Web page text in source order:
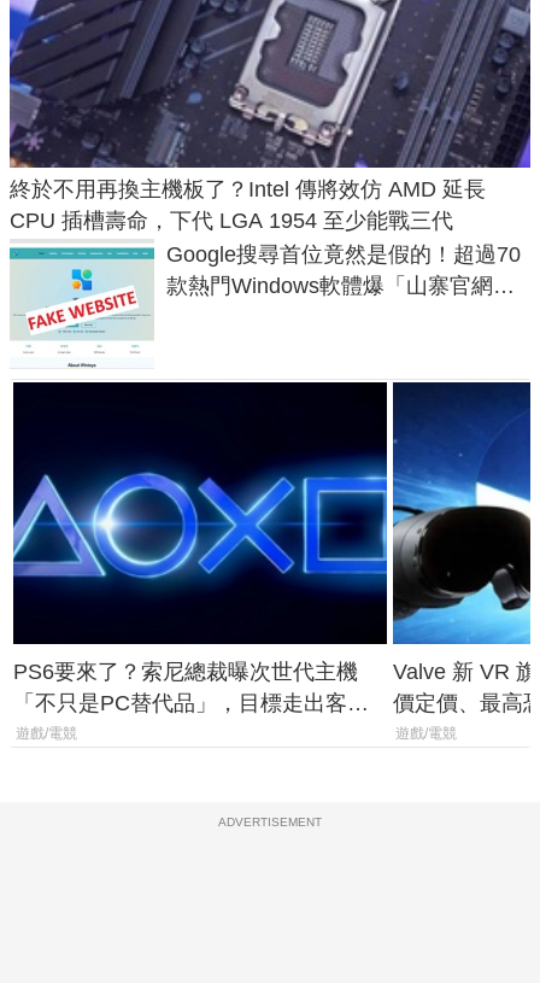
終於不用再換主機板了？Intel 傳將效仿 AMD 延長
CPU 插槽壽命，下代 LGA 1954 至少能戰三代
Google搜尋首位竟然是假的！超過70
款熱門Windows軟體爆「山寨官網」
PS6要來了？索尼總裁曝次世代主機
「不只是PC替代品」，目標走出客
廳、進軍電競桌面
遊戲/電競
Valve 新 VR
價定價、最高
遊戲/電競
ADVERTISEMENT